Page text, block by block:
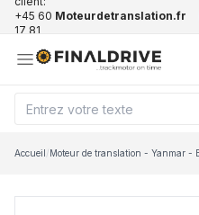
+45 60
17 81
Moteurdetranslation.fr
Accueil/Moteur de translation - Yanmar -